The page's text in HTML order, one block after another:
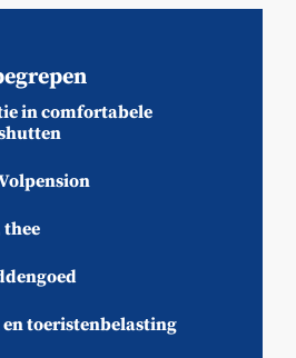
in comfortabele
thee
en toeristenbelasting